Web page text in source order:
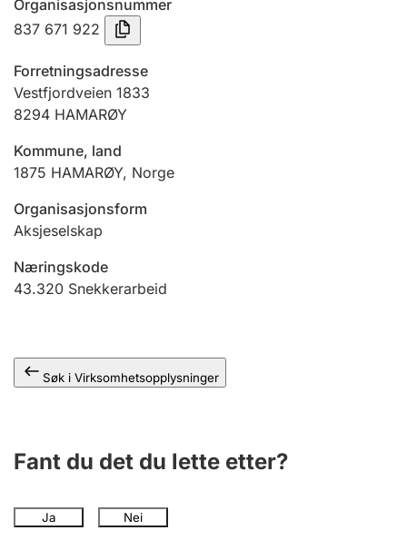
Tinglysing
Jeger
Ektepaktveileder
Offentlig sektor
Organisasjonsnummer
837 671 922
Forretningsadresse
Vestfjordveien 1833
8294 HAMARØY
Kommune, land
1875 HAMARØY, Norge
Organisasjonsform
Aksjeselskap
Næringskode
43.320 Snekkerarbeid
Søk i Virksomhetsopplysninger
Fant du det du lette etter?
Ja Nei